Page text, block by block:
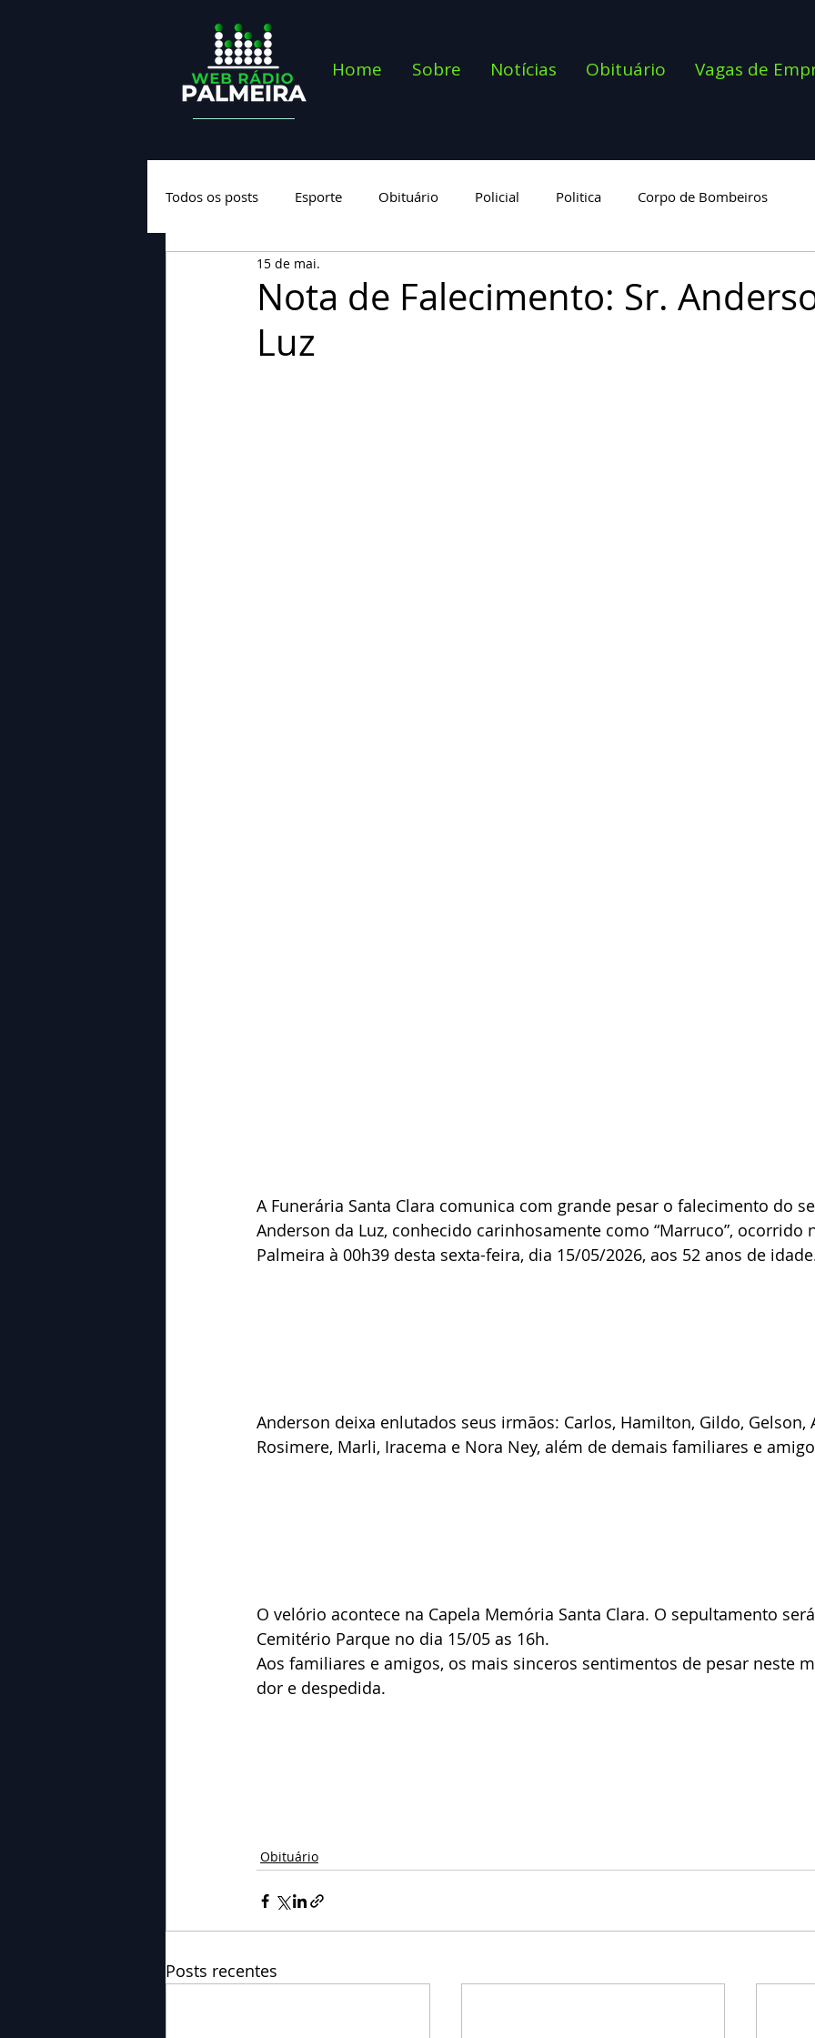
Home Sobre Notícias Obituário Vagas de
Todos os posts Esporte Obituário Policial Politica Corpo de Bombeiros
Geral
Nota de Falecimento: Sr.
Luz
15 de mai.
A Funerária Santa Clara comunica com grande pesar o falecimento do
Anderson da Luz, conhecido carinhosamente como “Marruco”, ocorrido
Palmeira à 00h39 desta sexta-feira, dia 15/05/2026, aos 52 anos de
Anderson deixa enlutados seus irmãos: Carlos, Hamilton, Gildo, Gelson,
Rosimere, Marli, Iracema e Nora Ney, além de demais familiares e
O velório acontece na Capela Memória Santa Clara. O sepultamento
Cemitério Parque no dia 15/05 as 16h.
Aos familiares e amigos, os mais sinceros sentimentos de pesar neste
dor e despedida.
Obituário
Posts recentes